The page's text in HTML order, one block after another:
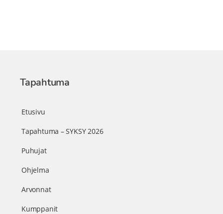
Tapahtuma
Etusivu
Tapahtuma – SYKSY 2026
Puhujat
Ohjelma
Arvonnat
Kumppanit